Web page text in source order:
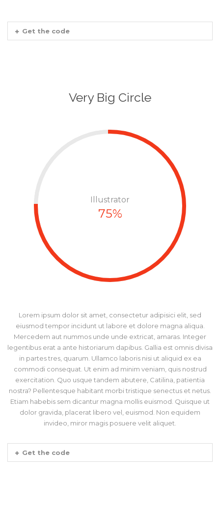
Get the code
Very Big Circle
Illustrator
75%
Lorem ipsum dolor sit amet, consectetur adipisici elit, sed
eiusmod tempor incidunt ut labore et dolore magna aliqua.
Mercedem aut nummos unde unde extricat, amaras. Integer
legentibus erat a ante historiarum dapibus. Gallia est omnis divisa
in partes tres, quarum. Ullamco laboris nisi ut aliquid ex ea
commodi consequat. Ut enim ad minim veniam, quis nostrud
exercitation. Quo usque tandem abutere, Catilina, patientia
nostra? Pellentesque habitant morbi tristique senectus et netus.
Etiam habebis sem dicantur magna mollis euismod. Quisque ut
dolor gravida, placerat libero vel, euismod. Non equidem
invideo, miror magis posuere velit aliquet.
Get the code